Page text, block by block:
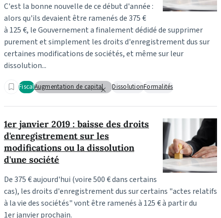
C'est la bonne nouvelle de ce début d'année :
alors qu'ils devaient être ramenés de 375 €
à 125 €, le Gouvernement a finalement dédidé de supprimer
purement et simplement les droits d'enregistrement dus sur
certaines modifications de sociétés, et même sur leur
dissolution...
FiscalAugmentation de capital DissolutionFormalités
1er janvier 2019 : baisse des droits
d'enregistrement sur les
modifications ou la dissolution
d'une société
De 375 € aujourd'hui (voire 500 € dans certains
cas), les droits d'enregistrement dus sur certains "actes relatifs
à la vie des sociétés" vont être ramenés à 125 € à partir du
1er janvier prochain.